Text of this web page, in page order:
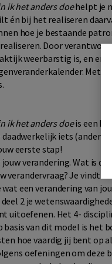
ik het anders doehelpt je
én bij het realiseren
hoe je bestaande
Door
weerbarstig is, en er
Met
ik het anders doeis een
iets (anders)
eerste stap!
verandering. Wat is
verandervraag? Je vindt
een verandering van
2 je
uitoefenen. Het 4-
basis van dit model is het
hoe vaardig jij bent op
oefeningen om deze